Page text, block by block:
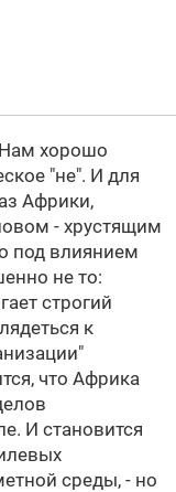
Нам хорошо
"не". И для
Африки,
- хрустящим
под влиянием
не то:
строгий
к
что Африка
И становится
среды, - но